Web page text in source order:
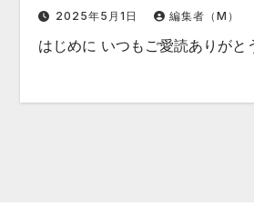
2025年5月1日 編集者（M）
はじめに いつもご愛読ありが